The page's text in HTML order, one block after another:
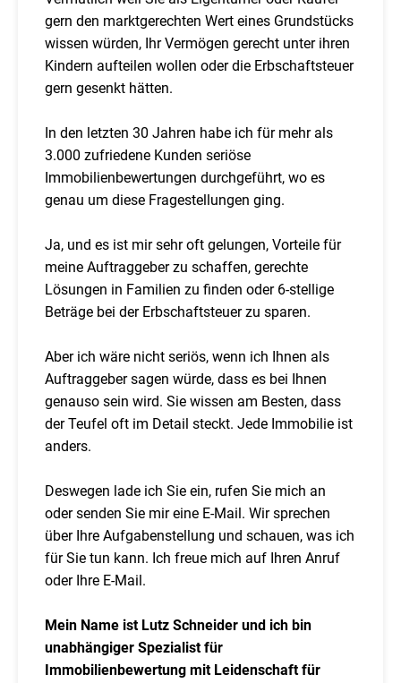
gern den marktgerechten Wert eines Grundstücks
wissen würden, Ihr Vermögen gerecht unter ihren
Kindern aufteilen wollen oder die Erbschaftsteuer
gern gesenkt hätten.
In den letzten 30 Jahren habe ich für mehr als
3.000 zufriedene Kunden seriöse
Immobilienbewertungen durchgeführt, wo es
genau um diese Fragestellungen ging.
Ja, und es ist mir sehr oft gelungen, Vorteile für
meine Auftraggeber zu schaffen, gerechte
Lösungen in Familien zu finden oder 6-stellige
Beträge bei der Erbschaftsteuer zu sparen.
Aber ich wäre nicht seriös, wenn ich Ihnen als
Auftraggeber sagen würde, dass es bei Ihnen
genauso sein wird. Sie wissen am Besten, dass
der Teufel oft im Detail steckt. Jede Immobilie ist
anders.
Deswegen lade ich Sie ein, rufen Sie mich an
oder senden Sie mir eine E-Mail. Wir sprechen
über Ihre Aufgabenstellung und schauen, was ich
für Sie tun kann. Ich freue mich auf Ihren Anruf
oder Ihre E-Mail.
Mein Name ist Lutz Schneider und ich bin
unabhängiger Spezialist für
Immobilienbewertung mit Leidenschaft für